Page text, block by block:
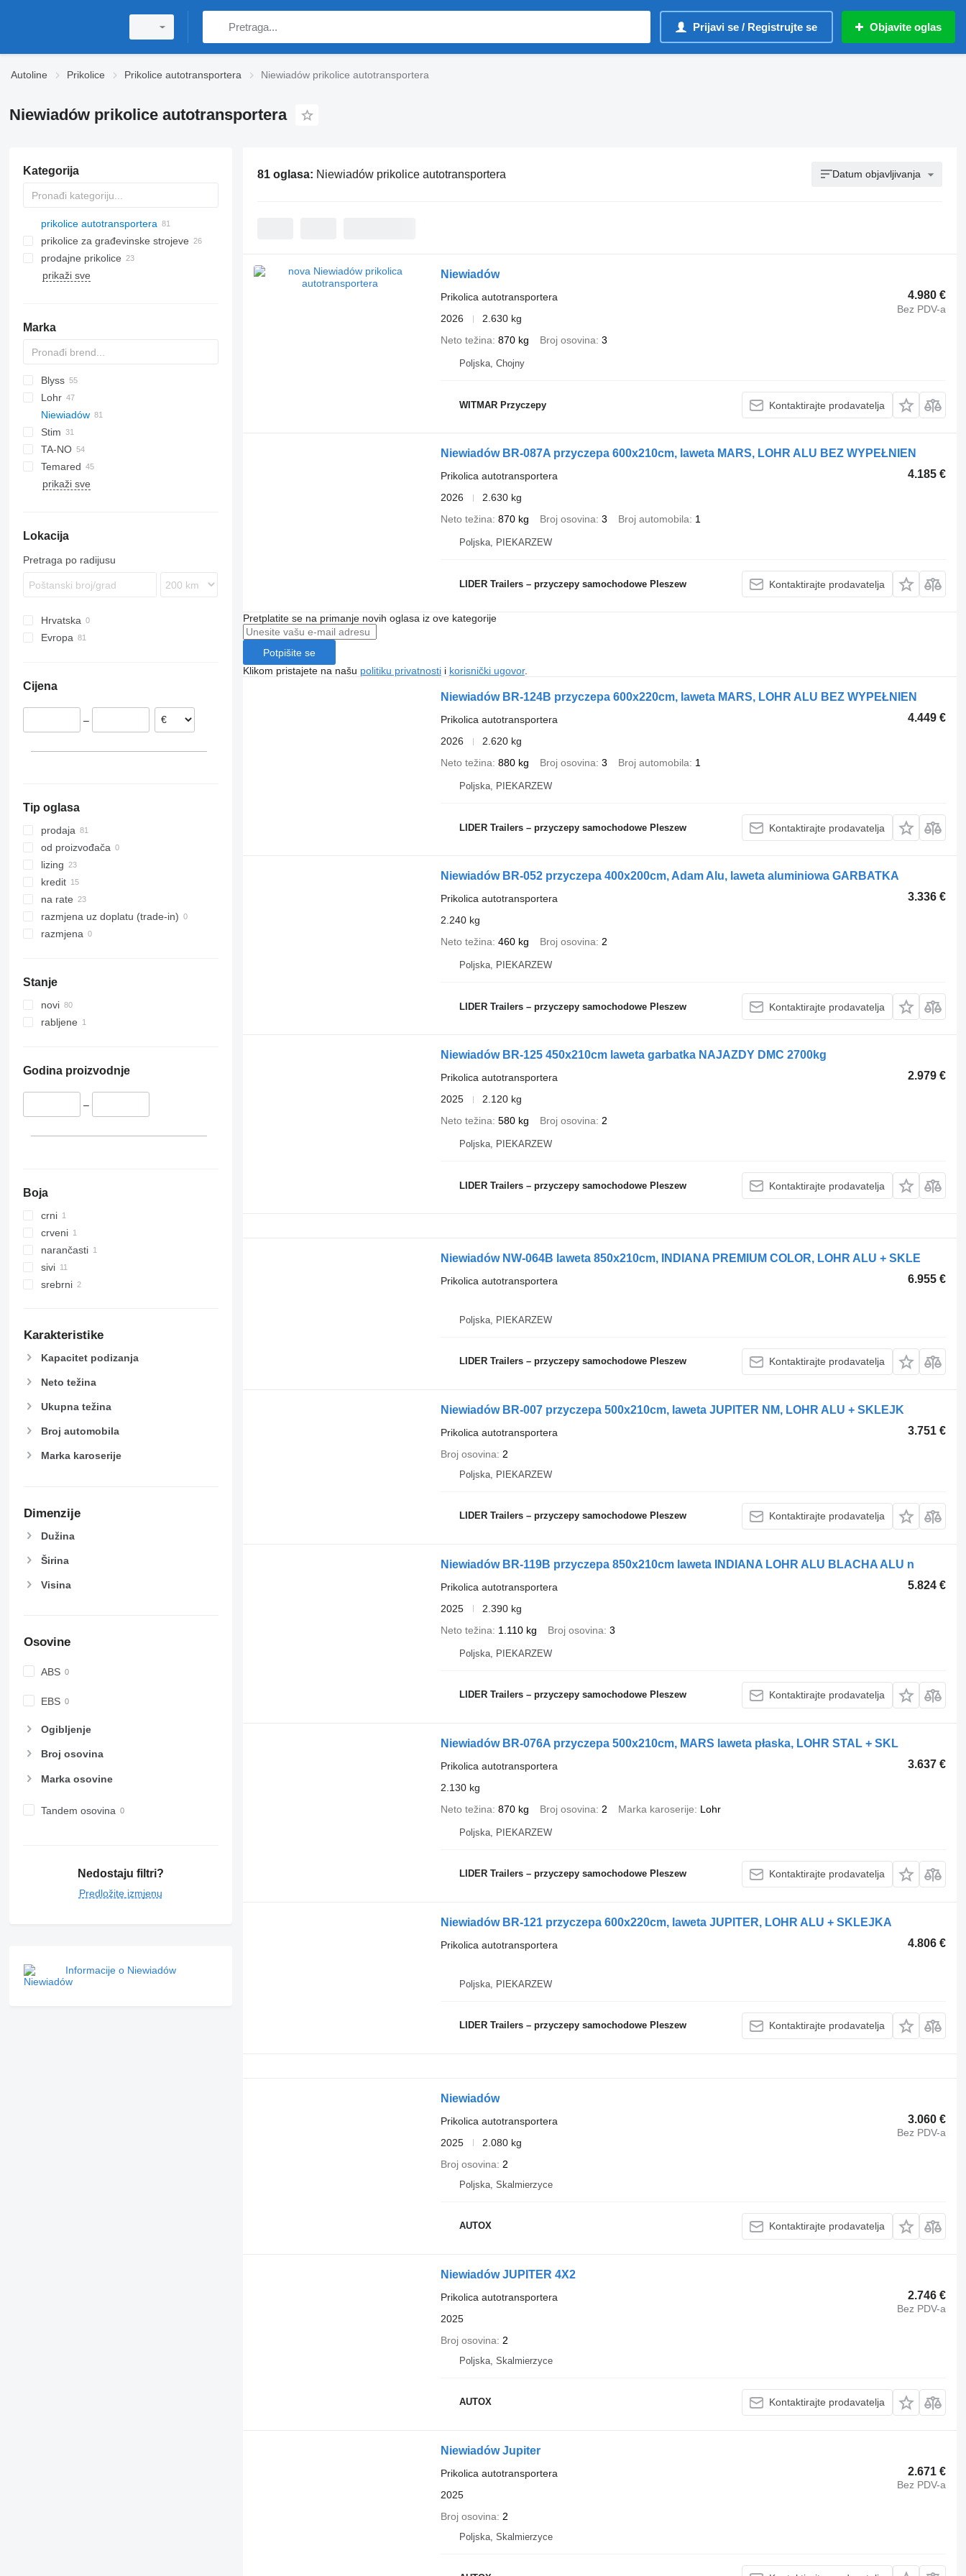
Prijavi se / Registrujte se Objavite oglas
Autoline Prikolice Prikolice autotransportera Niewiadów prikolice autotransportera
Niewiadów prikolice autotransportera
Kategorija
prikolice autotransportera
prikolice za građevinske strojeve
prodajne prikolice
prikaži sve
Marka
Blyss
Jupiter
A Transporter
Race Transporter
T Transporter
Lohr
Eurolohr
Maxilohr
Niewiadów
N-series
Pegasus
Stim
TA-NO
Formula
Trio
Temared
Car Flat
prikaži sve
Lokacija
Pretraga po radijusu
Hrvatska
Evropa
Cijena
–
Tip oglasa
prodaja
od proizvođača
lizing
kredit
na rate
razmjena uz doplatu (trade-in)
razmjena
Stanje
novi
rabljene
Godina proizvodnje
–
Boja
crni
crveni
narančasti
sivi
srebrni
Karakteristike
Kapacitet podizanja
Neto težina
Ukupna težina
Broj automobila
Marka karoserije
Dimenzije
Dužina
Širina
Visina
Osovine
ABS
EBS
Ogibljenje
Broj osovina
Marka osovine
Tandem osovina
Nedostaju filtri?
Predložite izmjenu
Informacije o Niewiadów
81 oglasa: Niewiadów prikolice autotransportera Datum objavljivanja
Niewiadów
4.980 €
Bez PDV-a
Prikolica autotransportera
2026
2.630 kg
Neto težina 870 kg Broj osovina 3
Poljska, Chojny
WITMAR Przyczepy Kontaktirajte prodavatelja
Niewiadów BR-087A przyczepa 600x210cm, laweta MARS, LOHR ALU BEZ WYPEŁNIEN
4.185 €
Prikolica autotransportera
2026
2.630 kg
Neto težina 870 kg Broj osovina 3 Broj automobila 1
Poljska, PIEKARZEW
LIDER Trailers – przyczepy samochodowe Pleszew Kontaktirajte prodavatelja
Pretplatite se na primanje novih oglasa iz ove kategorije
Potpišite se
Klikom pristajete na našu politiku privatnostii korisnički ugovor.
Niewiadów BR-124B przyczepa 600x220cm, laweta MARS, LOHR ALU BEZ WYPEŁNIEN
4.449 €
Prikolica autotransportera
2026
2.620 kg
Neto težina 880 kg Broj osovina 3 Broj automobila 1
Poljska, PIEKARZEW
LIDER Trailers – przyczepy samochodowe Pleszew Kontaktirajte prodavatelja
Niewiadów BR-052 przyczepa 400x200cm, Adam Alu, laweta aluminiowa GARBATKA
3.336 €
Prikolica autotransportera
2.240 kg
Neto težina 460 kg Broj osovina 2
Poljska, PIEKARZEW
LIDER Trailers – przyczepy samochodowe Pleszew Kontaktirajte prodavatelja
Niewiadów BR-125 450x210cm laweta garbatka NAJAZDY DMC 2700kg
2.979 €
Prikolica autotransportera
2025
2.120 kg
Neto težina 580 kg Broj osovina 2
Poljska, PIEKARZEW
LIDER Trailers – przyczepy samochodowe Pleszew Kontaktirajte prodavatelja
Niewiadów NW-064B laweta 850x210cm, INDIANA PREMIUM COLOR, LOHR ALU + SKLE
6.955 €
Prikolica autotransportera
Poljska, PIEKARZEW
LIDER Trailers – przyczepy samochodowe Pleszew Kontaktirajte prodavatelja
Niewiadów BR-007 przyczepa 500x210cm, laweta JUPITER NM, LOHR ALU + SKLEJK
3.751 €
Prikolica autotransportera
Broj osovina
2
Poljska, PIEKARZEW
LIDER Trailers – przyczepy samochodowe Pleszew Kontaktirajte prodavatelja
Niewiadów BR-119B przyczepa 850x210cm laweta INDIANA LOHR ALU BLACHA ALU n
5.824 €
Prikolica autotransportera
2025
2.390 kg
Neto težina
1.110 kg Broj osovina 3
Poljska, PIEKARZEW
LIDER Trailers – przyczepy samochodowe Pleszew Kontaktirajte prodavatelja
Niewiadów BR-076A przyczepa 500x210cm, MARS laweta płaska, LOHR STAL + SKL
3.637 €
Prikolica autotransportera
2.130 kg
Neto težina 870 kg Broj osovina 2 Marka karoserije Lohr
Poljska, PIEKARZEW
LIDER Trailers – przyczepy samochodowe Pleszew Kontaktirajte prodavatelja
Niewiadów BR-121 przyczepa 600x220cm, laweta JUPITER, LOHR ALU + SKLEJKA
4.806 €
Prikolica autotransportera
Poljska, PIEKARZEW
LIDER Trailers – przyczepy samochodowe Pleszew Kontaktirajte prodavatelja
Niewiadów
3.060 €
Bez PDV-a
Prikolica autotransportera
2025
2.080 kg
Broj osovina
2
Poljska, Skalmierzyce
AUTOX Kontaktirajte prodavatelja
Niewiadów JUPITER 4X2
2.746 €
Bez PDV-a
Prikolica autotransportera
2025
Broj osovina
2
Poljska, Skalmierzyce
AUTOX Kontaktirajte prodavatelja
Niewiadów Jupiter
2.671 €
Bez PDV-a
Prikolica autotransportera
2025
Broj osovina
2
Poljska, Skalmierzyce